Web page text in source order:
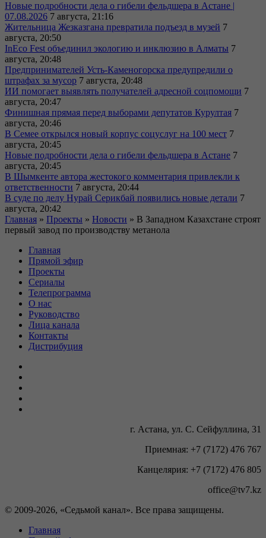
Новые подробности дела о гибели фельдшера в Астане |
07.08.2026 7 августа, 21:16
Жительница Жезказгана превратила подъезд в музей 7
августа, 20:50
InEco Fest объединил экологию и инклюзию в Алматы 7
августа, 20:48
Предпринимателей Усть-Каменогорска предупредили о
штрафах за мусор 7 августа, 20:48
ИИ помогает выявлять получателей адресной соцпомощи 7
августа, 20:47
Финишная прямая перед выборами депутатов Курултая 7
августа, 20:46
В Семее открылся новый корпус соцуслуг на 100 мест 7
августа, 20:45
Новые подробности дела о гибели фельдшера в Астане 7
августа, 20:45
В Шымкенте автора жестокого комментария привлекли к
ответственности 7 августа, 20:44
В суде по делу Нурай Серикбай появились новые детали 7
августа, 20:42
Главная » Проекты » Новости » В Западном Казахстане строят
первый завод по производству метанола
Главная
Прямой эфир
Проекты
Сериалы
Телепрограмма
О нас
Руководство
Лица канала
Контакты
Дистрибуция
г. Астана, ул. С. Сейфуллина, 31
Приемная: +7 (7172) 476 767
Канцелярия: +7 (7172) 476 805
office@tv7.kz
© 2009-2026, «Седьмой канал». Все права защищены.
Главная